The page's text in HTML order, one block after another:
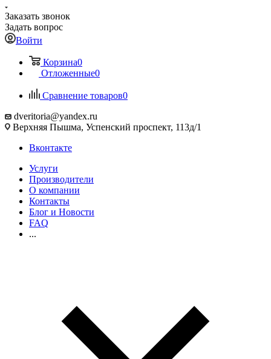
Заказать звонок
Задать вопрос
Войти
Корзина0
Отложенные0
Сравнение товаров0
dveritoria@yandex.ru
Верхняя Пышма, Успенский проспект, 113д/1
Вконтакте
Услуги
Производители
О компании
Контакты
Блог и Новости
FAQ
...